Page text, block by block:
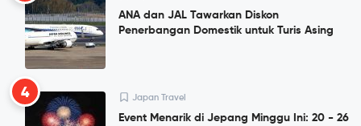
ANA dan JAL Tawarkan Diskon
Penerbangan Domestik untuk Turis Asing
4 Japan Travel
Event Menarik di Jepang Minggu Ini: 20 - 26